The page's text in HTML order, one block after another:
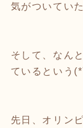
気がついてい
そして、なん
ているという
先日、オリン